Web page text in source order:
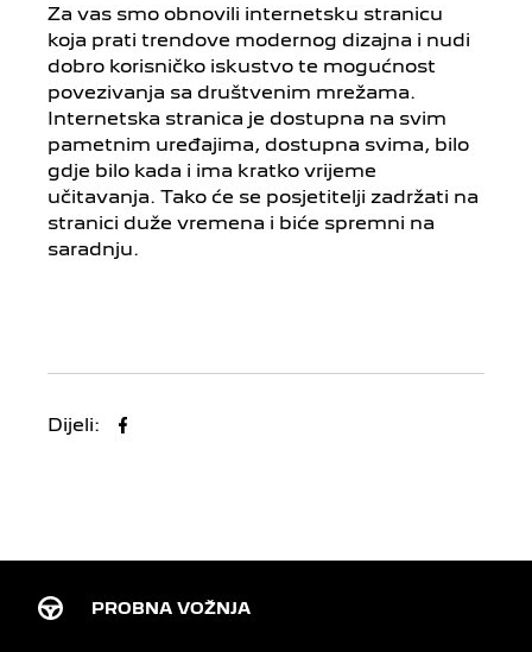
Za vas smo obnovili internetsku stranicu
koja prati trendove modernog dizajna i nudi
dobro korisničko iskustvo te mogućnost
povezivanja sa društvenim mrežama.
Internetska stranica je dostupna na svim
pametnim uređajima, dostupna svima, bilo
gdje bilo kada i ima kratko vrijeme
učitavanja. Tako će se posjetitelji zadržati na
stranici duže vremena i biće spremni na
saradnju.
Dijeli:
PROBNA VOŽNJA